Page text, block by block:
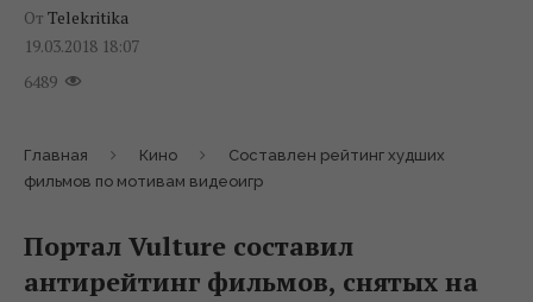
От Telekritika
19.03.2018 18:07
6489
Главная Кино
Составлен рейтинг худших
фильмов по мотивам видеоигр
Портал Vulture составил
антирейтинг фильмов, снятых на